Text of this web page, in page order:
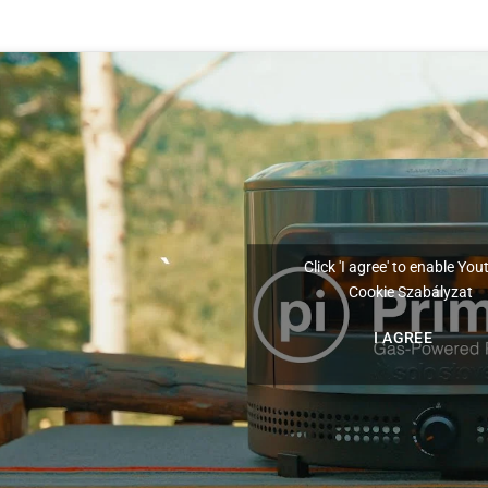
Click 'I agree' to enable
Cookie Szabályzat
I AGREE